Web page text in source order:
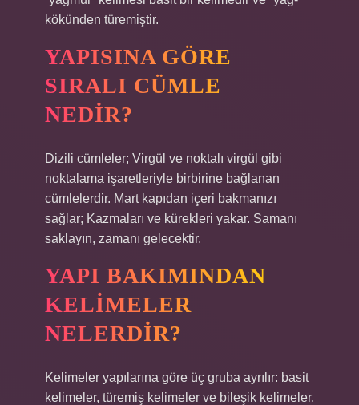
kökünden türemiştir.
YAPISINA GÖRE
SIRALI CÜMLE
NEDIR?
Dizili cümleler; Virgül ve noktalı virgül gibi
noktalama işaretleriyle birbirine bağlanan
cümlelerdir. Mart kapıdan içeri bakmanızı
sağlar; Kazmaları ve kürekleri yakar. Samanı
saklayın, zamanı gelecektir.
YAPI BAKIMINDAN
KELIMELER
NELERDIR?
Kelimeler yapılarına göre üç gruba ayrılır: basit
kelimeler, türemiş kelimeler ve bileşik kelimeler.